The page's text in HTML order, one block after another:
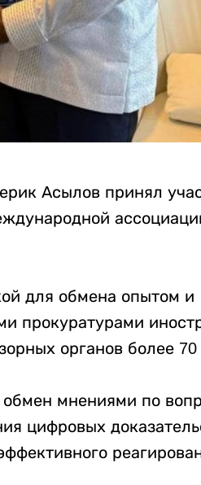
Асылов принял
для обмена опытом и
прокуратурами
органов более 70
обмен мнениями по
цифровых